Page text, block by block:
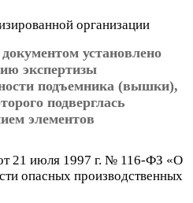
организации
установлено
экспертизы
подъемника (вышки),
подверглась
элементов
21 июля 1997 г. № 116-ФЗ «О
опасных производственных